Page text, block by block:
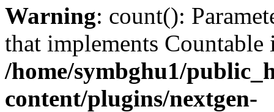
Warning: count():
that implements Countable
/home/symbghu1/
content/plugins/nextgen-